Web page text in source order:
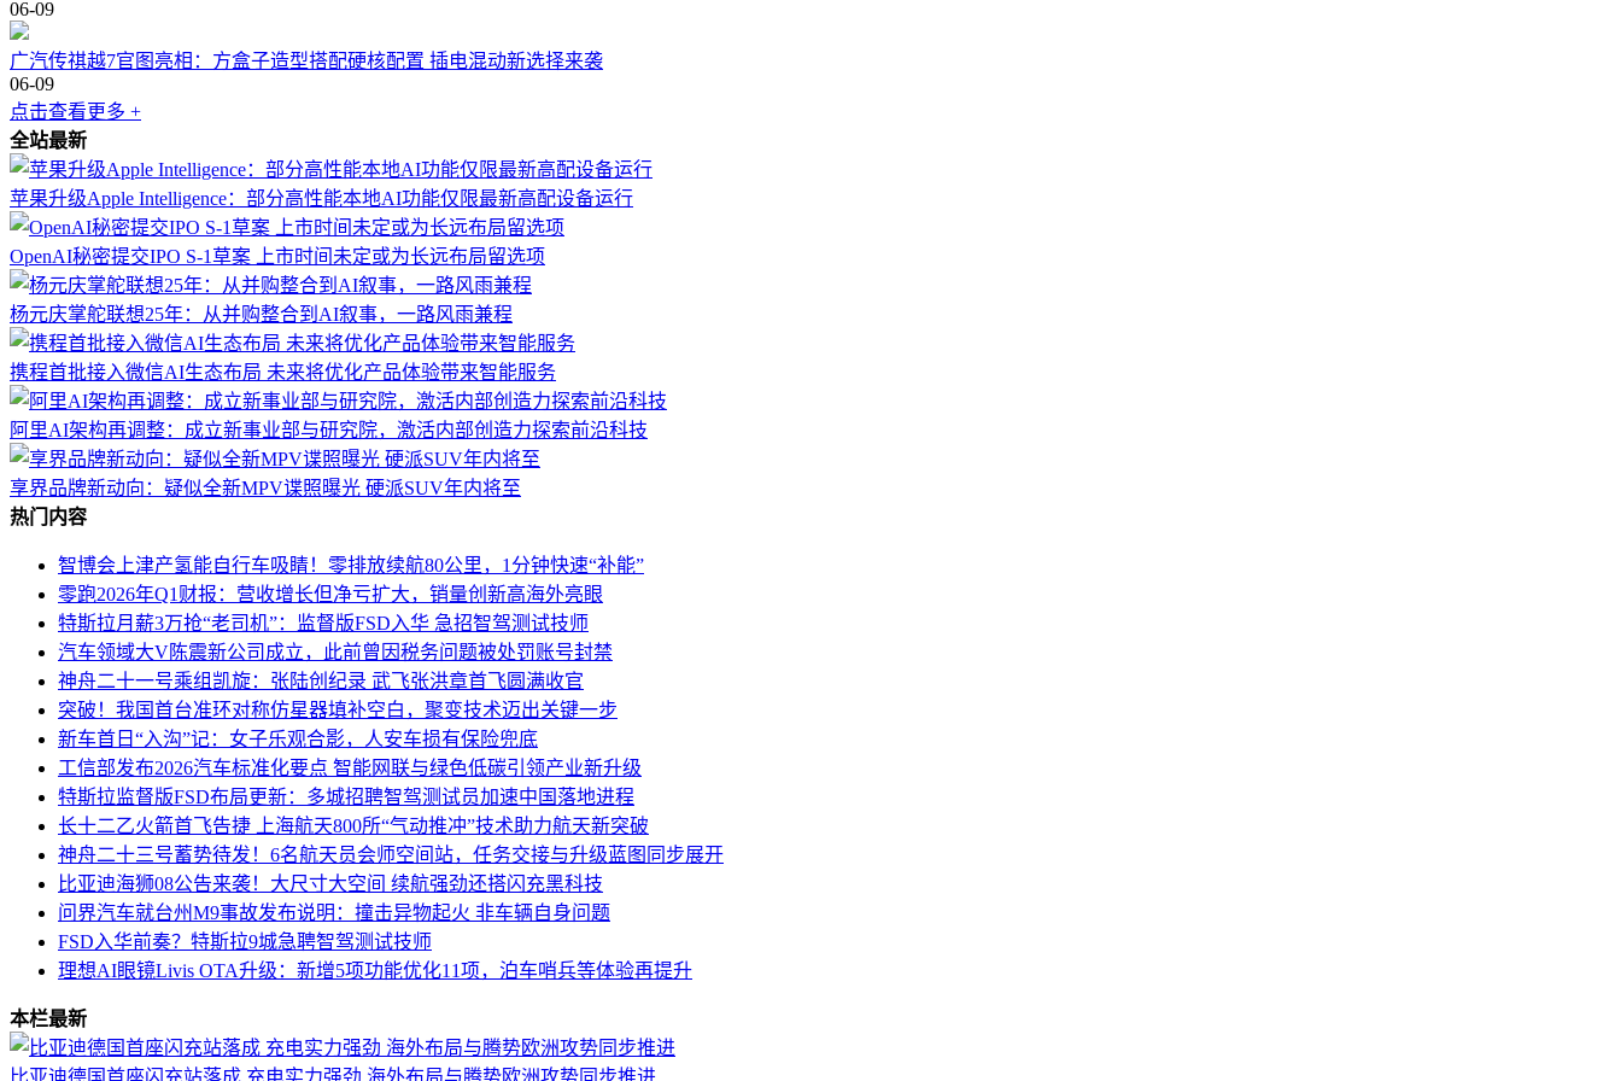
06-09
广汽传祺越7官图亮相：方盒子造型搭配硬核配置 插电混动新选择来袭
06-09
点击查看更多 +
全站最新
苹果升级Apple Intelligence：部分高性能本地AI功能仅限最新高配设备运行
OpenAI秘密提交IPO S-1草案 上市时间未定或为长远布局留选项
杨元庆掌舵联想25年：从并购整合到AI叙事，一路风雨兼程
携程首批接入微信AI生态布局 未来将优化产品体验带来智能服务
阿里AI架构再调整：成立新事业部与研究院，激活内部创造力探索前沿科技
享界品牌新动向：疑似全新MPV谍照曝光 硬派SUV年内将至
热门内容
智博会上津产氢能自行车吸睛！零排放续航80公里，1分钟快速“补能”
零跑2026年Q1财报：营收增长但净亏扩大，销量创新高海外亮眼
特斯拉月薪3万抢“老司机”：监督版FSD入华 急招智驾测试技师
汽车领域大V陈震新公司成立，此前曾因税务问题被处罚账号封禁
神舟二十一号乘组凯旋：张陆创纪录 武飞张洪章首飞圆满收官
突破！我国首台准环对称仿星器填补空白，聚变技术迈出关键一步
新车首日“入沟”记：女子乐观合影，人安车损有保险兜底
工信部发布2026汽车标准化要点 智能网联与绿色低碳引领产业新升级
特斯拉监督版FSD布局更新：多城招聘智驾测试员加速中国落地进程
长十二乙火箭首飞告捷 上海航天800所“气动推冲”技术助力航天新突破
神舟二十三号蓄势待发！6名航天员会师空间站，任务交接与升级蓝图同步展开
比亚迪海狮08公告来袭！大尺寸大空间 续航强劲还搭闪充黑科技
问界汽车就台州M9事故发布说明：撞击异物起火 非车辆自身问题
FSD入华前奏？特斯拉9城急聘智驾测试技师
理想AI眼镜Livis OTA升级：新增5项功能优化11项，泊车哨兵等体验再提升
本栏最新
比亚迪德国首座闪充站落成 充电实力强劲 海外布局与腾势欧洲攻势同步推进